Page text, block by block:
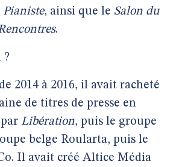
Pianiste, ainsi que le Salon du
.
?
2014 à 2016, il avait racheté
de titres de presse en
Libération, puis le groupe
belge Roularta, puis le
Il avait créé Altice Média